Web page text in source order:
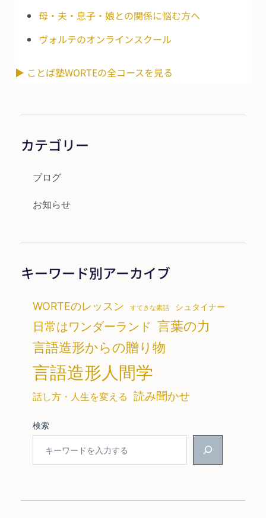
母・夫・息子・娘との関係に悩む方へ
ヴォルテのオンラインスクール
▶ ことば塾WORTEの全コースを見る
カテゴリー
ブログ
お知らせ
キーワード別アーカイブ
WORTEのレッスン すてきな素話 シュタイナー
日常はワンダーランド 言葉の力
言語造形からの贈り物
言語造形人間学
話し方・人生を変える 読み聞かせ
検索